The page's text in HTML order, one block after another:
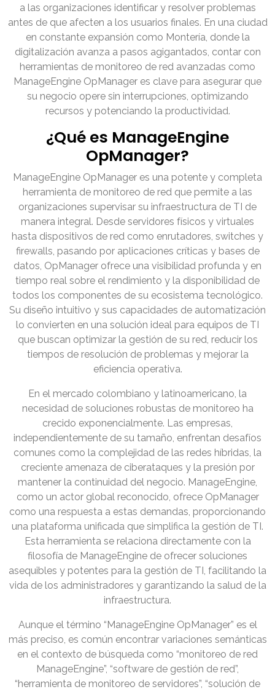
a las organizaciones identificar y resolver problemas
antes de que afecten a los usuarios finales. En una ciudad
en constante expansión como Montería, donde la
digitalización avanza a pasos agigantados, contar con
herramientas de monitoreo de red avanzadas como
ManageEngine OpManager es clave para asegurar que
su negocio opere sin interrupciones, optimizando
recursos y potenciando la productividad.
¿Qué es ManageEngine
OpManager?
ManageEngine OpManager es una potente y completa
herramienta de monitoreo de red que permite a las
organizaciones supervisar su infraestructura de TI de
manera integral. Desde servidores físicos y virtuales
hasta dispositivos de red como enrutadores, switches y
firewalls, pasando por aplicaciones críticas y bases de
datos, OpManager ofrece una visibilidad profunda y en
tiempo real sobre el rendimiento y la disponibilidad de
todos los componentes de su ecosistema tecnológico.
Su diseño intuitivo y sus capacidades de automatización
lo convierten en una solución ideal para equipos de TI
que buscan optimizar la gestión de su red, reducir los
tiempos de resolución de problemas y mejorar la
eficiencia operativa.
En el mercado colombiano y latinoamericano, la
necesidad de soluciones robustas de monitoreo ha
crecido exponencialmente. Las empresas,
independientemente de su tamaño, enfrentan desafíos
comunes como la complejidad de las redes híbridas, la
creciente amenaza de ciberataques y la presión por
mantener la continuidad del negocio. ManageEngine,
como un actor global reconocido, ofrece OpManager
como una respuesta a estas demandas, proporcionando
una plataforma unificada que simplifica la gestión de TI.
Esta herramienta se relaciona directamente con la
filosofía de ManageEngine de ofrecer soluciones
asequibles y potentes para la gestión de TI, facilitando la
vida de los administradores y garantizando la salud de la
infraestructura.
Aunque el término “ManageEngine OpManager” es el
más preciso, es común encontrar variaciones semánticas
en el contexto de búsqueda como “monitoreo de red
ManageEngine”, “software de gestión de red”,
“herramienta de monitoreo de servidores”, “solución de